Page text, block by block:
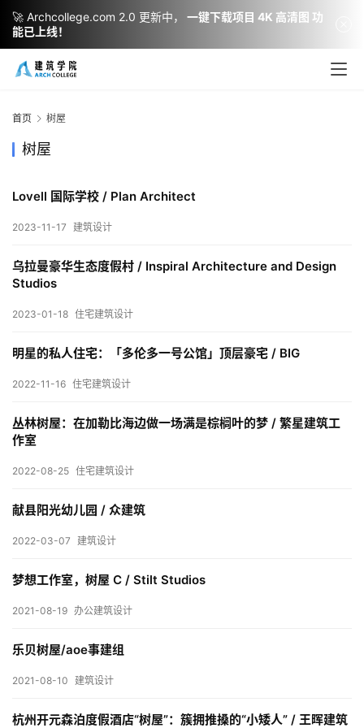
建
筑
计
室
设
计
城
市
与
观
建
专
首页 树屋
树屋
Lovell 国际学校 / Plan Architect
2023-11-17 建筑设计
乌拉曼豪华生态度假村 / Inspiral Architecture and Design
Studios
2023-01-18 住宅建筑设计
明星的私人住宅：「多伦多一号公馆」顶层豪宅 / BIG
2022-11-16 住宅建筑设计
丛林树屋：在加勒比海边做一场满是棕榈叶的梦 / 繁星建筑工
作室
2022-08-25 住宅建筑设计
献县阳光幼儿园 / 众建筑
2022-03-07 建筑设计
梦想工作室，树屋 C / Stilt Studios
2021-08-19 办公建筑设计
乐贝树屋/aoe事建组
2021-08-10 建筑设计
杭州开元森泊度假酒店“树屋”：簇拥推搡的“小矮人” / 王晖建筑
🚀 Archcollege.com 2.0 更新中，
一键下载项目 4K 高清图 功
能已上线！